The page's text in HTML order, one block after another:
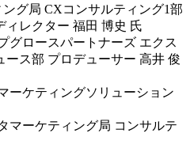
グ局 CXコンサルティング1部
ィレクター 福田 博史 氏
グロースパートナーズ エクス
ス部 プロデューサー 高井 俊
ーケティングソリューション
マーケティング局 コンサルテ